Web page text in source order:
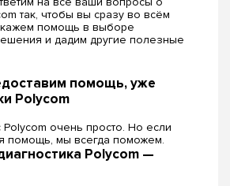
так, чтобы вы сразу во всём
помощь в выборе
и дадим другие полезные
помощь, уже
Polycom
Polycom очень просто. Но если
помощь, мы всегда поможем.
Polycom —